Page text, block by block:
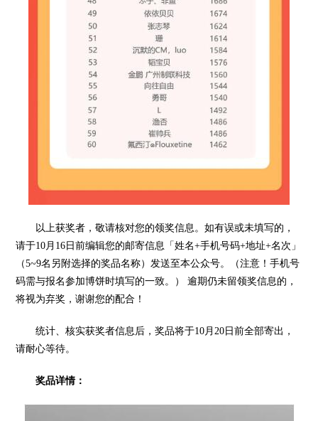
以上获奖者，敬请核对您的领奖信息。如有误或未填写的，
请于10月16日前编辑您的邮寄信息「姓名+手机号码+地址+名次」
（5~9名另附选择的奖品名称）发送至本公众号。（注意！手机号
码需与报名参加博饼时填写的一致。） 逾期仍未留领奖信息的，
将视为弃奖，谢谢您的配合！
统计、核实获奖者信息后，奖品将于10月20日前全部寄出，
请耐心等待。
奖品详情：